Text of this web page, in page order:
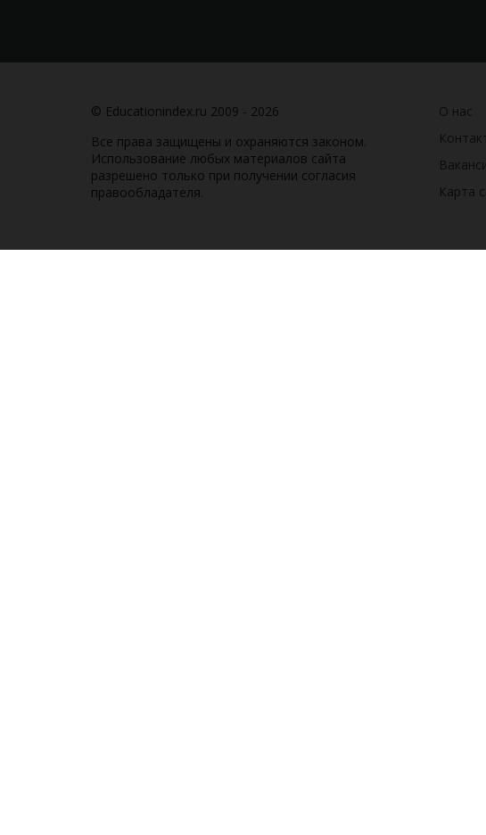
© Educationindex.ru 2009 - 2026
Все права защищены и охраняются законом.
Использование любых материалов сайта
разрешено только при получении согласия
правообладателя.
О нас
Карта